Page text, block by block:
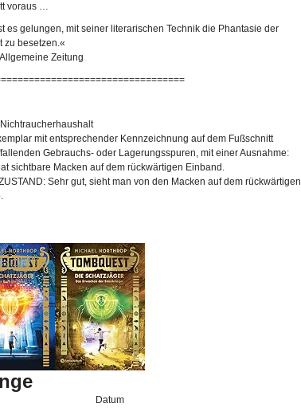
voraus …
es gelungen, mit seiner literarischen Technik die Phantasie der
zu besetzen.«
Zeitung
mit entsprechender Kennzeichnung auf dem Fußschnitt
Gebrauchs- oder Lagerungsspuren, mit einer Ausnahme:
sichtbare Macken auf dem rückwärtigen Einband.
Sehr gut, sieht man von den Macken auf dem rückwärtigen
Datum